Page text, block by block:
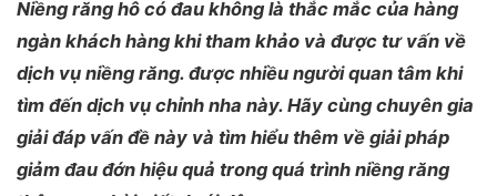
Niềng răng hô có đau không là thắc mắc của hàng
ngàn khách hàng khi tham khảo và được tư vấn về
dịch vụ niềng răng. được nhiều người quan tâm khi
tìm đến dịch vụ chỉnh nha này. Hãy cùng chuyên gia
giải đáp vấn đề này và tìm hiểu thêm về giải pháp
giảm đau đớn hiệu quả trong quá trình niềng răng